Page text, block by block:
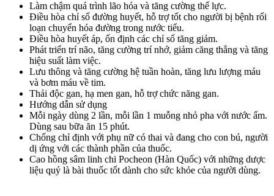
Làm chậm quá trình lão hóa và tăng cường thể lực.
Điều hòa chỉ số đường huyết, hỗ trợ tốt cho người bị bệnh rối
loạn chuyển hóa đường trong nước tiểu.
Điều hòa huyết áp, ổn định các chỉ số tăng giảm.
Phát triển trí não, tăng cường trí nhớ, giảm căng thẳng và tăng
hiệu suất làm việc.
Lưu thông và tăng cường hệ tuần hoàn, tăng lưu lượng máu
và bơm máu về tim.
Thải độc gan, hạ men gan, hỗ trợ chức năng gan.
Hướng dẫn sử dụng
Mỗi ngày dùng 2 lần, mỗi lần 1 muỗng nhỏ pha với nước ấm.
Dùng sau bữa ăn 15 phút.
Chống chỉ định với phụ nữ có thai và đang cho con bú, người
dị ứng với các thành phần của thuốc.
Cao hồng sâm linh chi Pocheon (Hàn Quốc) với những dược
liệu quý là bài thuốc tốt dành cho sức khỏe của người dùng.